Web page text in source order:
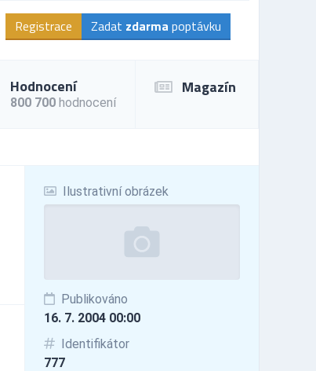
Registrace Zadat zdarma poptávku
Hodnocení
800 700 hodnocení
Magazín
Ilustrativní obrázek
Publikováno
16. 7. 2004 00:00
Identifikátor
777